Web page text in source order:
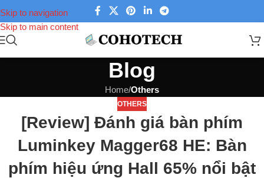
Skip to navigation
Skip to main content
Blog
Home/Others
OTHERS
[Review] Đánh giá bàn phím
Luminkey Magger68 HE: Bàn
phím hiệu ứng Hall 65% nổi bật